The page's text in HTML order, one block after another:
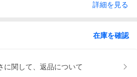
詳細を見る
在庫を確認
に関して、返品について